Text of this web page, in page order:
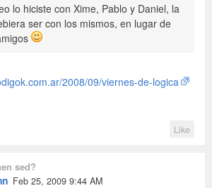
lo hiciste con Xime, Pablo y Daniel, la
ser con los mismos, en lugar de
2008/09/viernes-de-logica
Like
sed?
Feb 25, 2009 9:44 AM